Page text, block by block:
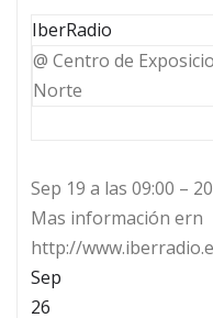
IberRadio
@ Centro de
Norte
Sep 19 a las 09:00 –
Mas información ern
http://
Sep
26